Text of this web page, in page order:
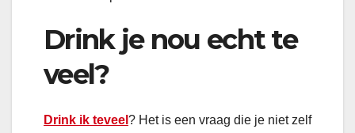
Drink je nou echt te
veel?
Drink ik teveel ? Het is een vraag die je niet zelf